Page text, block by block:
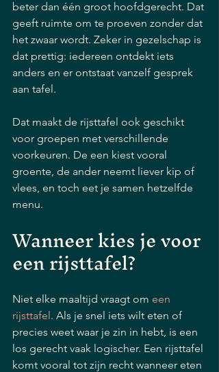
beter dan één groot hoofdgerecht. Dat
geeft ruimte om te proeven zonder dat
het zwaar wordt. Zeker in gezelschap is
dat prettig: iedereen ontdekt iets
anders en er ontstaat vanzelf gesprek
aan tafel.
Dat maakt de rijsttafel ook geschikt
voor groepen met verschillende
voorkeuren. De een kiest vooral
groente, de ander neemt liever kip of
vlees, en toch eet je samen hetzelfde
menu.
Wanneer kies je voor
een rijsttafel?
Niet elke maaltijd vraagt om een
rijsttafel. Als je snel iets wilt eten of
precies weet waar je zin in hebt, is een
los gerecht vaak logischer. Een rijsttafel
komt vooral tot zijn recht wanneer eten